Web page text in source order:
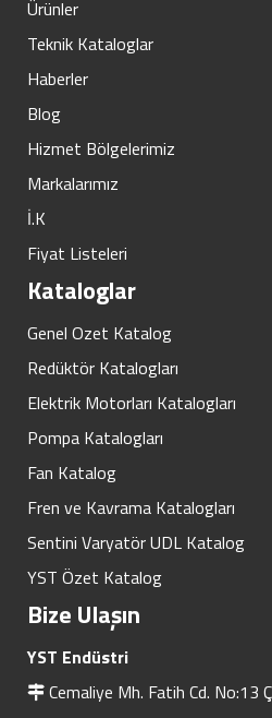
Ürünler
Teknik Kataloglar
Haberler
Blog
Hizmet Bölgelerimiz
Markalarımız
İ.K
Fiyat Listeleri
Kataloglar
Genel Ozet Katalog
Redüktör Katalogları
Elektrik Motorları Katalogları
Pompa Katalogları
Fan Katalog
Fren ve Kavrama Katalogları
Sentini Varyatör UDL Katalog
YST Özet Katalog
Bize Ulaşın
YST Endüstri
Cemaliye Mh. Fatih Cd. No:13